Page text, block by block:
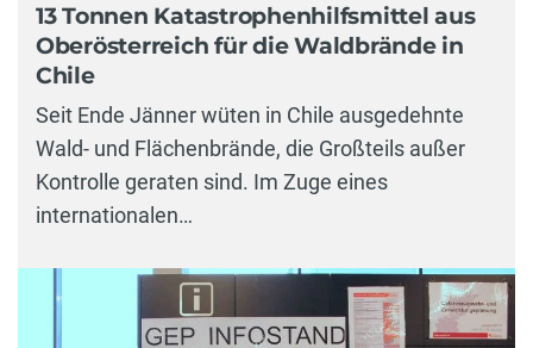
13 Tonnen Katastrophenhilfsmittel aus
Oberösterreich für die Waldbrände in
Chile
Seit Ende Jänner wüten in Chile ausgedehnte
Wald- und Flächenbrände, die Großteils außer
Kontrolle geraten sind. Im Zuge eines
internationalen…